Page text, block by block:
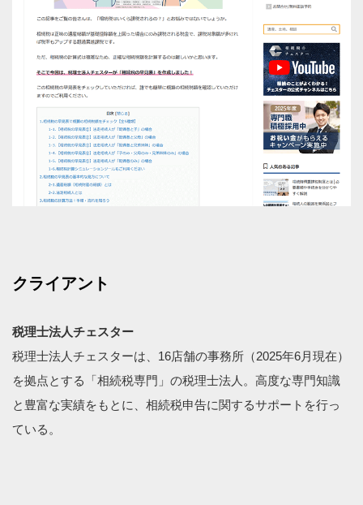
クライアント
税理士法人チェスター
税理士法人チェスターは、16店舗の事務所（2025年6月現在）
を拠点とする「相続税専門」の税理士法人。高度な専門知識
と豊富な実績をもとに、相続税申告に関するサポートを行っ
ている。